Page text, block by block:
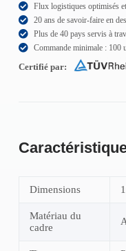
Flux logistiques optimisés
20 ans de savoir-faire en
Plus de 40 pays servis à
Commande minimale :
Certifié par:
Dimensions
Matériau du
cadre